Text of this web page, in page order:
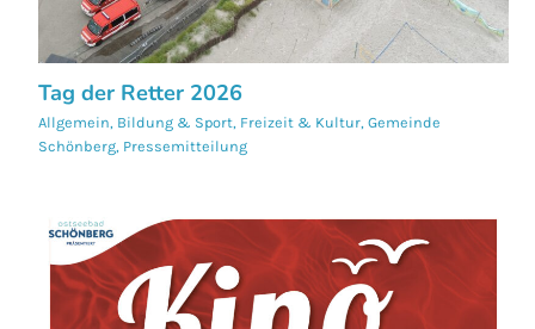
Tag der Retter 2026
Allgemein, Bildung & Sport, Freizeit & Kultur,Gemeinde
Schönberg, Pressemitteilung